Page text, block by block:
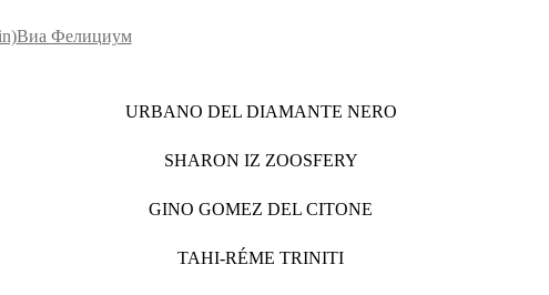
Виа Фелициум
URBANO DEL DIAMANTE NERO
SHARON IZ ZOOSFERY
GINO GOMEZ DEL CITONE
TAHI-RÉME TRINITI